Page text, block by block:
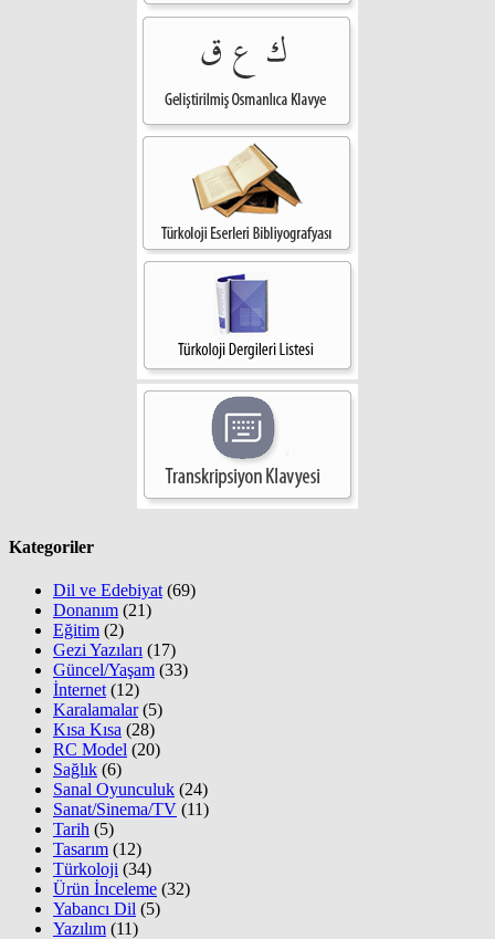
Kategoriler
Dil ve Edebiyat (69)
Donanım (21)
Eğitim (2)
Gezi Yazıları (17)
Güncel/Yaşam (33)
İnternet (12)
Karalamalar(5)
Kısa Kısa (28)
RC Model (20)
Sağlık (6)
Sanal Oyunculuk (24)
Sanat/Sinema/TV (11)
Tarih (5)
Tasarım (12)
Türkoloji (34)
Ürün İnceleme (32)
Yabancı Dil (5)
Yazılım (11)